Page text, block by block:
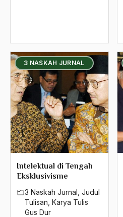
3 NASKAH JURNAL
Intelektual di Tengah
Eksklusivisme
3 Naskah Jurnal Judul
Tulisan Karya Tulis
Gus Dur
Islamisasi terbatas
islamku
Ismail Hasan Metarium
Israel
israel palestina
Israk Mikraj
Istri Gus Dur
Ivan Illich